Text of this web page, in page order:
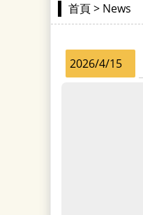
首頁 > News
2026/4/15